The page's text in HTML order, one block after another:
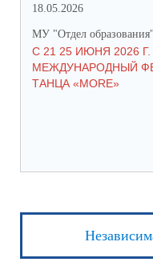
18.05.2026
МУ "Отдел образования"
С 21 25 ИЮНЯ 2026
МЕЖДУНАРОДНЫЙ ФЕСТИВАЛЬ СОВРЕМЕННОГО
ТАНЦА «MORE»